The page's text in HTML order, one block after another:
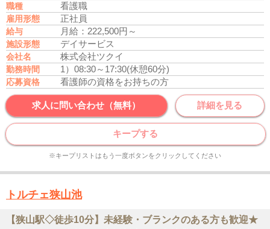
職種 看護職
雇用形態 正社員
給与 月給：222,500円～
施設形態 デイサービス
会社名 株式会社ツクイ
勤務時間 1）08:30～17:30(休憩60分)
応募資格 看護師の資格をお持ちの方
求人に問い合わせ（無料） 詳細を見る
キープする
※キープリストはもう一度ボタンをクリックしてください
トルチェ狭山池
【狭山駅◇徒歩10分】未経験・ブランクのある方も歓迎★